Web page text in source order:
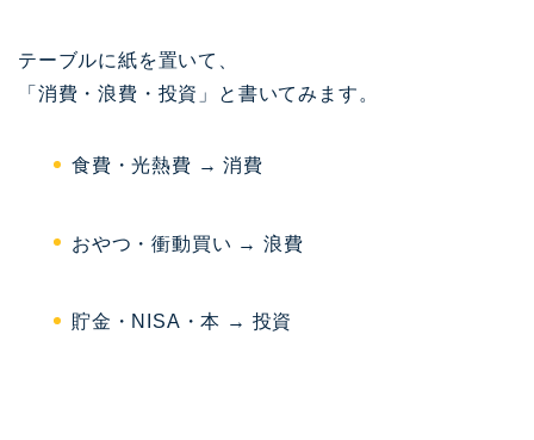
テーブルに紙を置いて、
「消費・浪費・投資」と書いてみます。
食費・光熱費 → 消費
おやつ・衝動買い → 浪費
貯金・NISA・本 → 投資